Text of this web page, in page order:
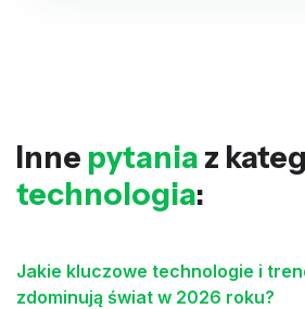
Inne pytania z
technologia:
Jakie kluczowe technologie i
zdominują świat w 2026 roku?